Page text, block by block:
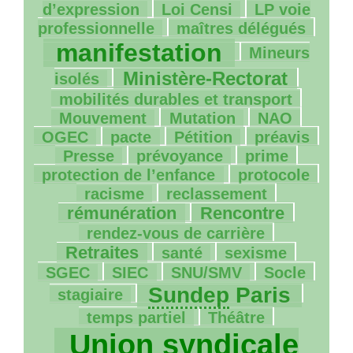
d’expression
28/2346 Loi Censi
47/2346 LP voie
professionnelle
198/2346 maîtres délégués
1826/2346
manifestation
320/2346
Mineurs
isolés
1002/2346 Ministère-Rectorat
17/2346
mobilités durables et transport
34/2346
Mouvement
101/2346 Mutation
3/2346 NAO
105/2346
OGEC
77/2346 pacte
317/2346 Pétition
224/2346 préavis
43/2346
Presse
57/2346 prévoyance
50/2346 prime
163/2346
protection de l’enfance
11/2346 protocole
462/2346
racisme
52/2346 reclassement
734/2346
rémunération
634/2346 Rencontre
26/2346
rendez-vous de carrière
527/2346
Retraites
234/2346 santé
332/2346 sexisme
27/2346
SGEC
34/2346 SIEC
155/2346 SNU/SMV
8/2346 Socle
57/2346
stagiaire
1328/2346 Sundep Paris
8/2346
temps partiel
24/2346 Théâtre
2346/2346
Union syndicale